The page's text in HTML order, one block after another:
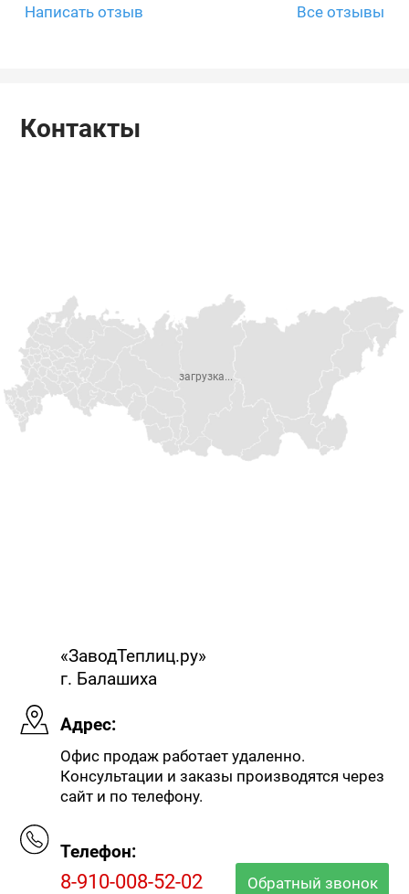
Написать отзыв Все отзывы
Контакты
«ЗаводТеплиц.ру»
г. Балашиха
Адрес:
Офис продаж работает удаленно.
Консультации и заказы производятся через
сайт и по телефону.
Телефон:
8-910-008-52-02 Обратный звонок
загрузка...